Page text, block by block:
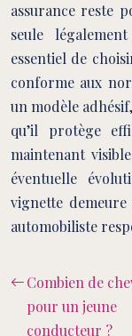
assurance reste
seule
essentiel de
conforme aux
un modèle
qu’il protège
maintenant
éventuelle
vignette
automobiliste
Combien de
pour un jeune
conducteur ?